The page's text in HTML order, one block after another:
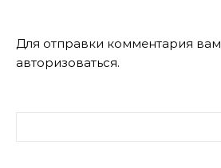
Для отправки комментария
авторизоваться.